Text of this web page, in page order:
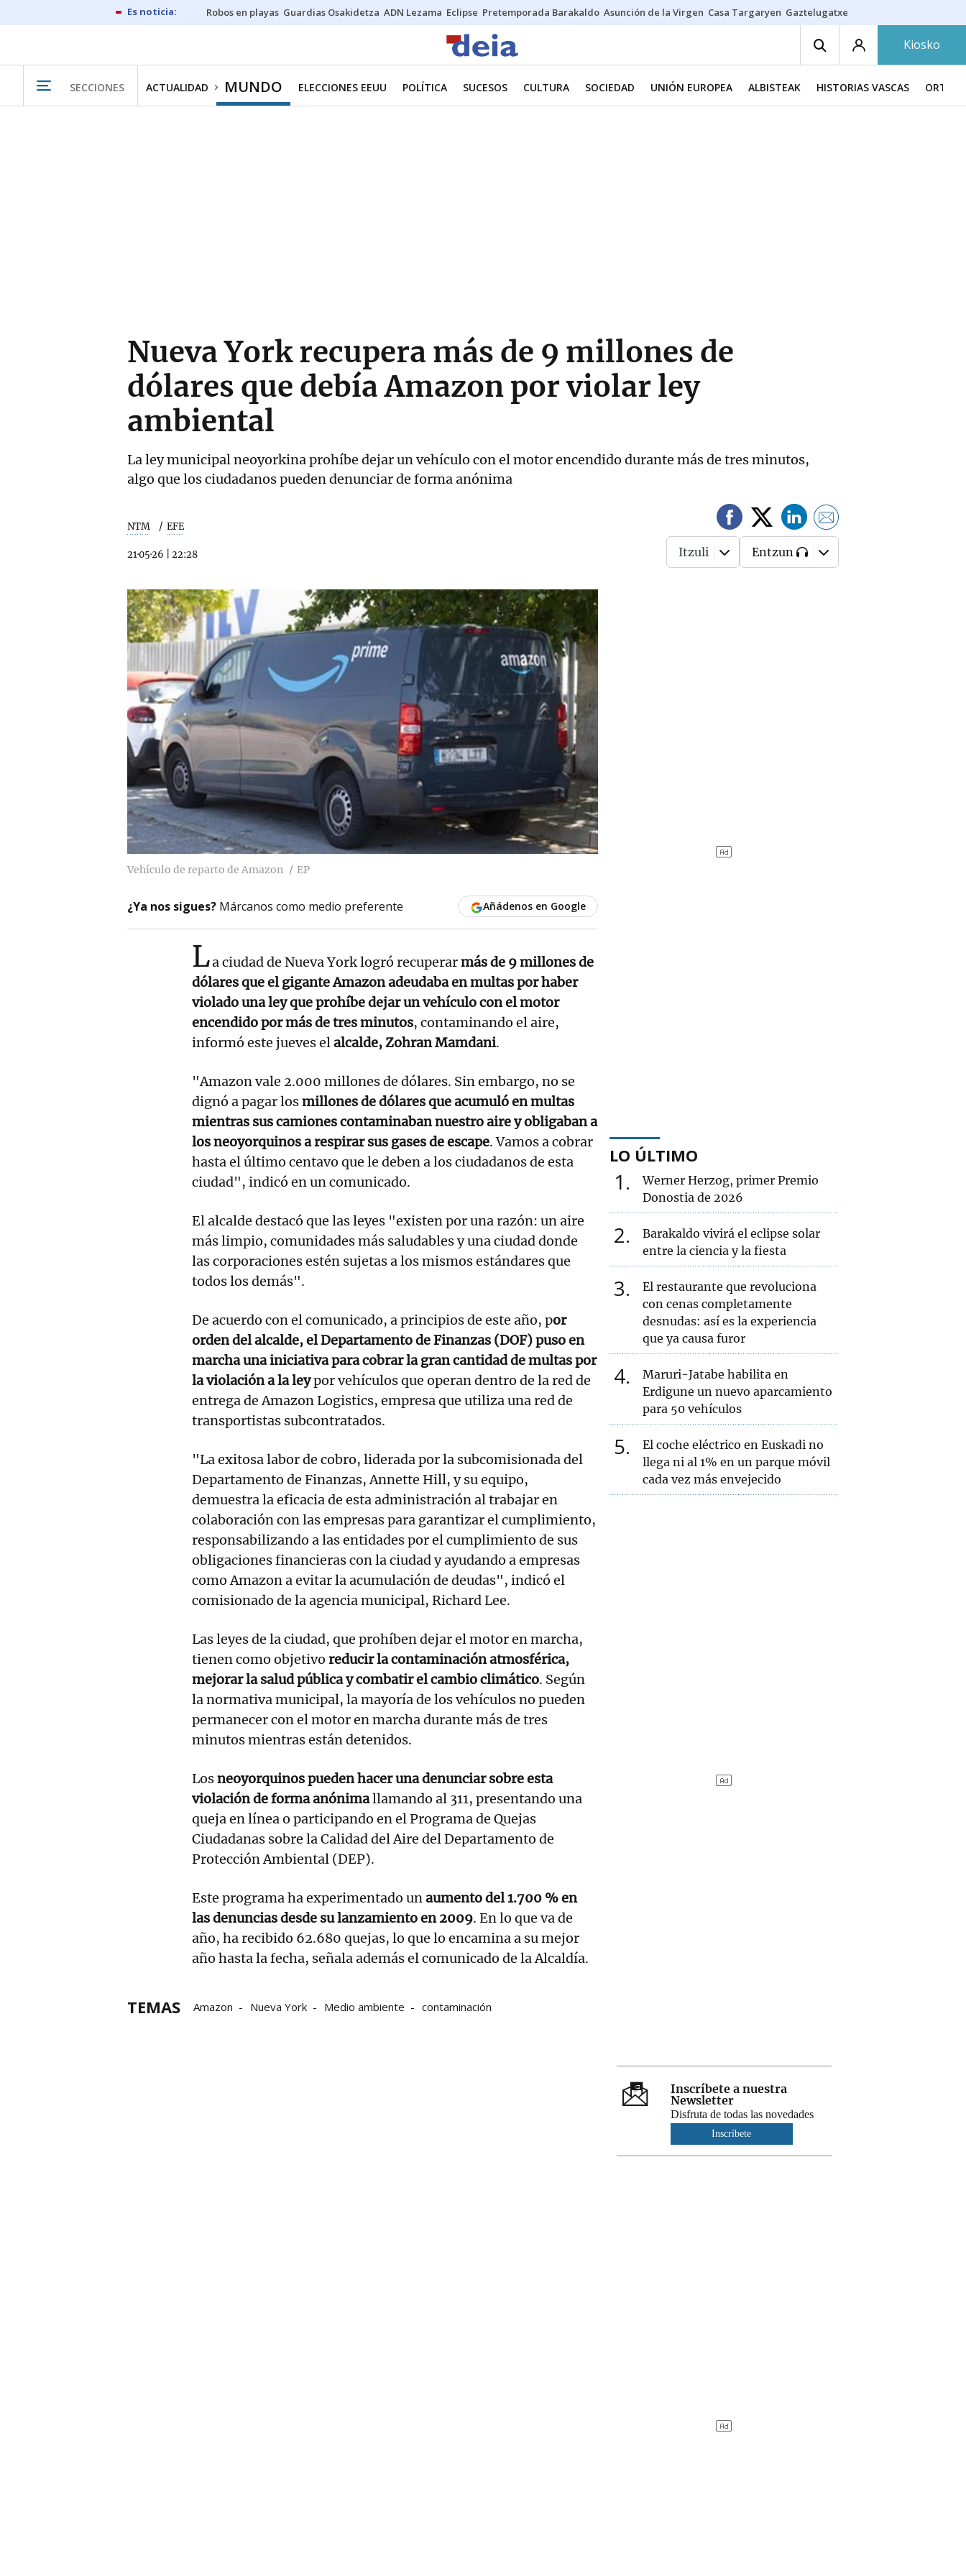
Robos en playas Guardias Osakidetza ADN Lezama Eclipse Pretemporada Barakaldo Asunción de la Virgen Casa Targaryen Gaztelugatxe
Kiosko
SECCIONES ACTUALIDAD MUNDO ELECCIONES EEUU POLÍTICA SUCESOS CULTURA SOCIEDAD UNIÓN EUROPEA ALBISTEAK HISTORIAS VASCAS
Nueva York recupera más de 9 millones de
dólares que debía Amazon por violar ley
ambiental
La ley municipal neoyorkina prohíbe dejar un vehículo con el motor encendido durante más de tres minutos,
algo que los ciudadanos pueden denunciar de forma anónima
NTM EFE
21·05·26 22:28 Itzuli Entzun
Vehículo de reparto de Amazon EP
¿Ya nos sigues? Márcanos como medio preferente Añádenos en Google
La ciudad de Nueva York logró recuperarmás de 9 millones de
dólares que el gigante Amazon adeudaba en multas por haber
violado una ley que prohíbe dejar un vehículo con el motor
encendido por más de tres minutos, contaminando el aire,
informó este jueves elalcalde, Zohran Mamdani.
"Amazon vale 2.000 millones de dólares. Sin embargo, no se
dignó a pagar losmillones de dólares que acumuló en multas
mientras sus camiones contaminaban nuestro aire y obligaban a
los neoyorquinos a respirar sus gases de escape. Vamos a cobrar
hasta el último centavo que le deben a los ciudadanos de esta
ciudad", indicó en un comunicado.
El alcalde destacó que las leyes "existen por una razón: un aire
más limpio, comunidades más saludables y una ciudad donde
las corporaciones estén sujetas a los mismos estándares que
todos los demás".
De acuerdo con el comunicado, a principios de este año, por
orden del alcalde, el Departamento de Finanzas (DOF) puso en
marcha una iniciativa para cobrar la gran cantidad de multas por
la violación a la leypor vehículos que operan dentro de la red de
entrega de Amazon Logistics, empresa que utiliza una red de
transportistas subcontratados.
"La exitosa labor de cobro, liderada por la subcomisionada del
Departamento de Finanzas, Annette Hill, y su equipo,
demuestra la eficacia de esta administración al trabajar en
colaboración con las empresas para garantizar el cumplimiento,
responsabilizando a las entidades por el cumplimiento de sus
obligaciones financieras con la ciudad y ayudando a empresas
como Amazon a evitar la acumulación de deudas", indicó el
comisionado de la agencia municipal, Richard Lee.
Las leyes de la ciudad, que prohíben dejar el motor en marcha,
tienen como objetivo reducir la contaminación atmosférica,
mejorar la salud pública y combatir el cambio climático. Según
la normativa municipal, la mayoría de los vehículos no pueden
permanecer con el motor en marcha durante más de tres
minutos mientras están detenidos.
Losneoyorquinos pueden hacer una denunciar sobre esta
violación de forma anónimallamando al 311, presentando una
queja en línea o participando en el Programa de Quejas
Ciudadanas sobre la Calidad del Aire del Departamento de
Protección Ambiental (DEP).
Este programa ha experimentado unaumento del 1.700 % en
las denuncias desde su lanzamiento en 2009. En lo que va de
año, ha recibido 62.680 quejas, lo que lo encamina a su mejor
año hasta la fecha, señala además el comunicado de la Alcaldía.
TEMAS Amazon Nueva York Medio ambiente contaminación
LO ÚLTIMO
1
Werner Herzog, primer Premio
Donostia de 2026
2
Barakaldo vivirá el eclipse solar
entre la ciencia y la fiesta
3
El restaurante que revoluciona
con cenas completamente
desnudas: así es la experiencia
que ya causa furor
4
Maruri-Jatabe habilita en
Erdigune un nuevo aparcamiento
para 50 vehículos
5
El coche eléctrico en Euskadi no
llega ni al 1% en un parque móvil
cada vez más envejecido
Inscríbete a nuestra
Newsletter
Disfruta de todas las novedades
Inscríbete